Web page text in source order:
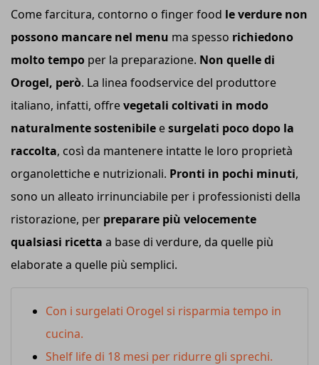
Come farcitura, contorno o finger food le verdure non
possono mancare nel menu ma spesso richiedono
molto tempo per la preparazione. Non quelle di
Orogel, però. La linea foodservice del produttore
italiano, infatti, offrevegetali coltivati in modo
naturalmente sostenibile esurgelati poco dopo la
raccolta, così da mantenere intatte le loro proprietà
organolettiche e nutrizionali. Pronti in pochi minuti,
sono un alleato irrinunciabile per i professionisti della
ristorazione, per preparare più velocemente
qualsiasi ricetta a base di verdure, da quelle più
elaborate a quelle più semplici.
Con i surgelati Orogel si risparmia tempo in
cucina.
Shelf life di 18 mesi per ridurre gli sprechi.